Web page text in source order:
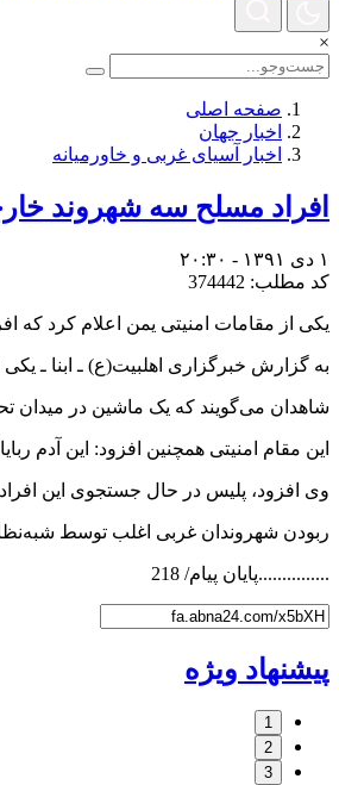
×
صفحه اصلی
اخبار جهان
اخبار آسیای غربی و خاورمیانه
افراد مسلح سه شهروند
۱ دی ۱۳۹۱ - ۲۰:۳۰
کد مطلب: 374442
یکی از مقامات امنیتی یمن اعلام کرد که
به گزارش خبرگزاری اهل‎بیت(ع) ـ ابنا ـ یکی از مقامات امنیتی یمن اعلام کرد که افراد مسلح یک زوج فنلاندی و یک مرد استرالیایی را در مرکز صنعاء ربودند.
شاهدان می‌گویند که یک ماشین در میدان
این مقام امنیتی همچنین افزود: این آدم
وی افزود، پلیس در حال جستجوی این
ربودن شهروندان غربی اغلب توسط
...............پایان پیام/ 218
پیشنهاد ویژه
1
2
3